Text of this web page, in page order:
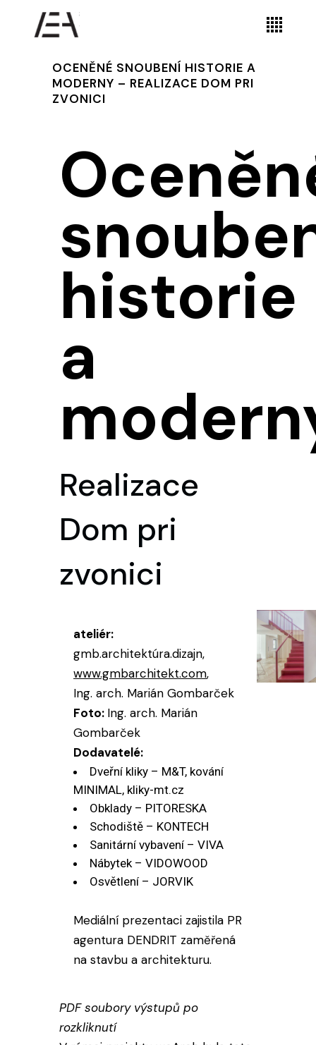
OCENĚNÉ SNOUBENÍ HISTORIE A
MODERNY – REALIZACE DOM PRI
ZVONICI
historie
a
Realizace
Dom pri
zvonici
ateliér:
gmb.architektúra.dizajn,
www.gmbarchitekt.com,
Ing. arch. Marián Gombarček
Foto: Ing. arch. Marián
Gombarček
Dodavatelé:
Dveřní kliky – M&T, kování
MINIMAL, kliky-mt.cz
Obklady – PITORESKA
Schodiště – KONTECH
Sanitární vybavení – VIVA
Nábytek – VIDOWOOD
Osvětlení – JORVIK
Mediální prezentaci zajistila PR
agentura DENDRIT zaměřená
na stavbu a architekturu.
PDF soubory výstupů po
rozkliknutí